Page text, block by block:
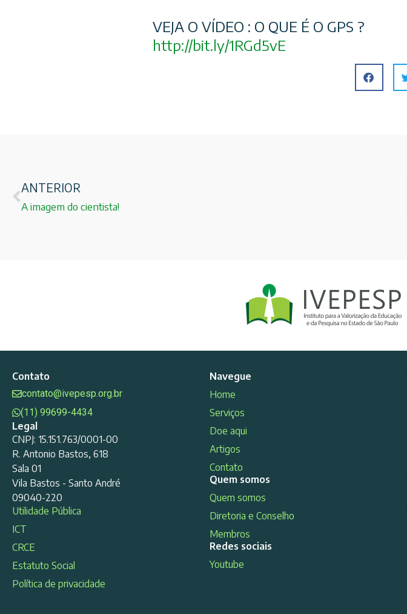
VEJA O VÍDEO : O QUE É O GPS ?
http://bit.ly/1RGd5vE
ANTERIOR
A imagem do cientista!
Contato
contato@ivepesp.org.br
(11) 99699-4434
Legal
CNPJ: 15.151.763/0001-00
R. Antonio Bastos, 618
Sala 01
Vila Bastos - Santo André
09040-220
Utilidade Pública
ICT
CRCE
Estatuto Social
Política de privacidade
Navegue
Home
Serviços
Doe aqui
Artigos
Contato
Quem somos
Quem somos
Diretoria e Conselho
Membros
Redes sociais
Youtube